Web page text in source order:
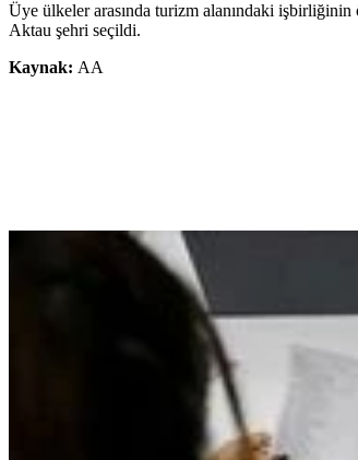
Üye ülkeler arasında turizm alanındaki
Aktau şehri seçildi.
Kaynak: AA